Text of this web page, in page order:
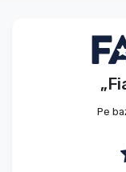
Pe